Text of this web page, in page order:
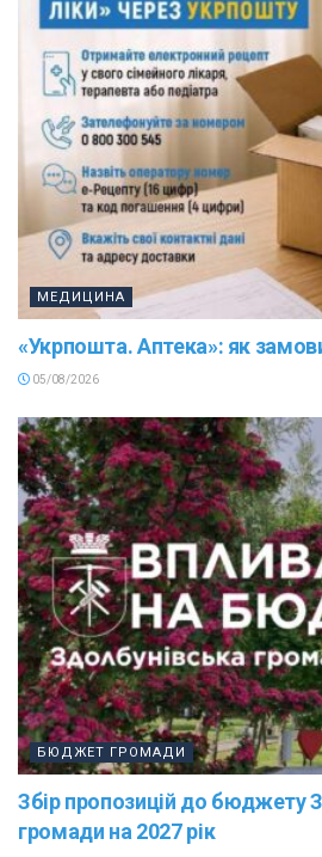
МЕДИЦИНА
«Укрпошта. Аптека»: як
05/08/2026
БЮДЖЕТ ГРОМАДИ
Збір пропозицій до бюджету
громади на 2027 рік